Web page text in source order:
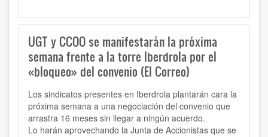
UGT y CCOO se manifestarán la próxima
semana frente a la torre Iberdrola por el
«bloqueo» del convenio (El Correo)
Los sindicatos presentes en Iberdrola plantarán cara la
próxima semana a una negociación del convenio que
arrastra 16 meses sin llegar a ningún acuerdo.
Lo harán aprovechando la Junta de Accionistas que se